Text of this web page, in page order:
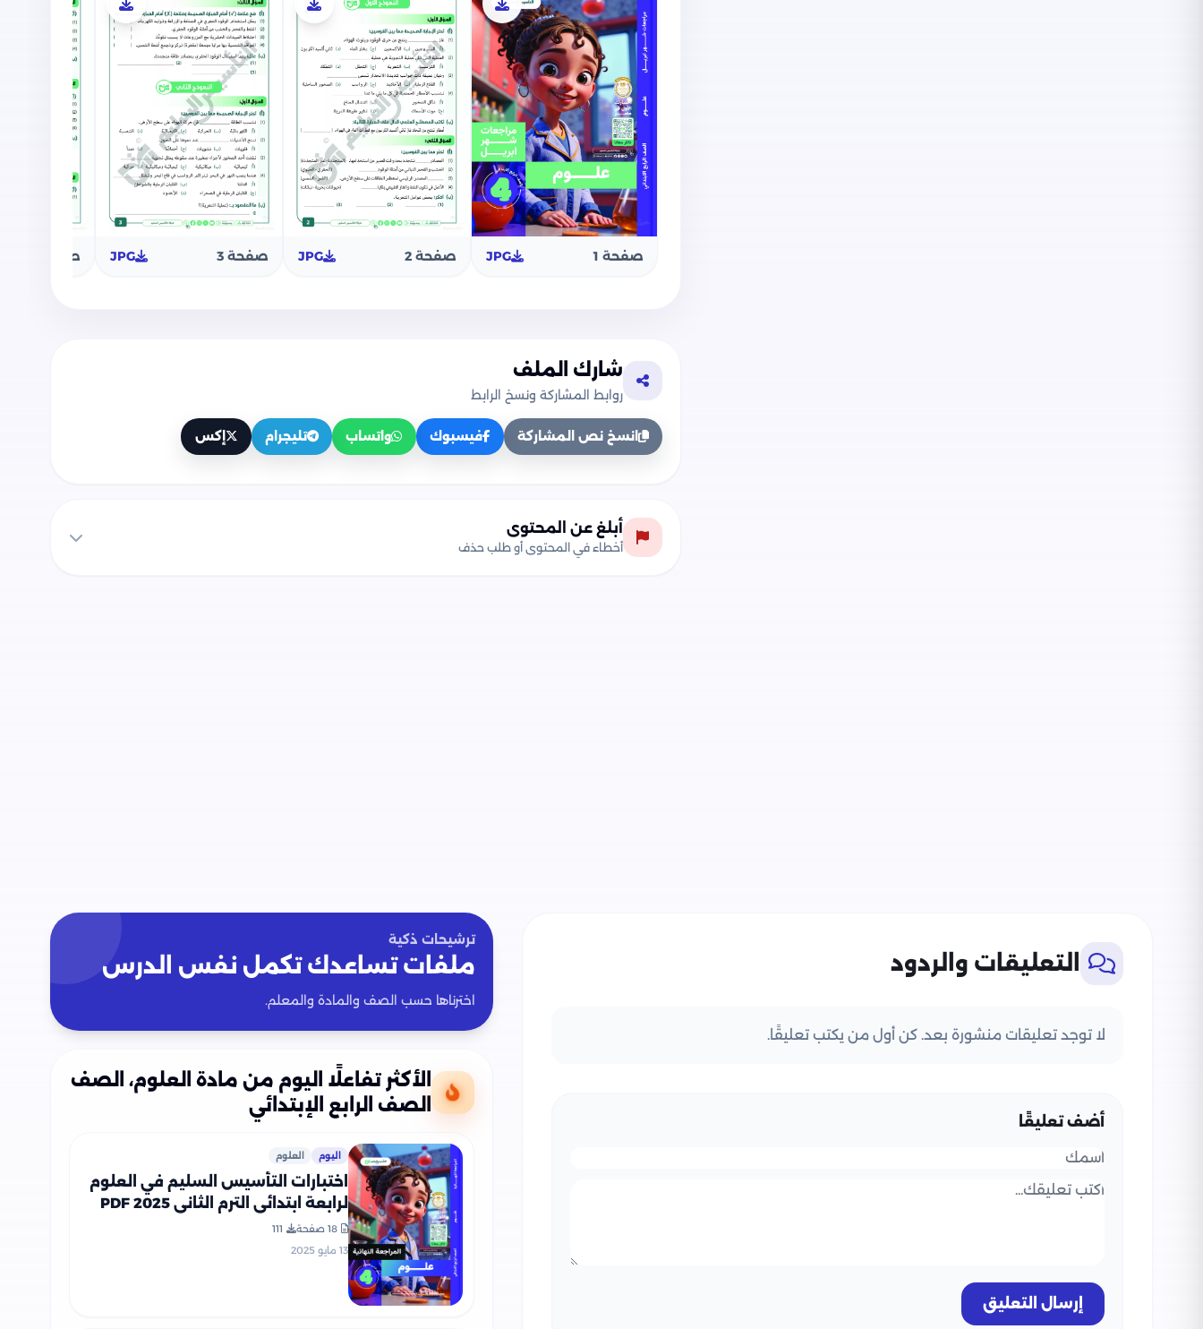
صفحة 1 JPG صفحة 2 JPG صفحة 3 JPG صفحة 4
شارك الملف
روابط المشاركة ونسخ الرابط
انسخ نص المشاركة فيسبوك واتساب تليجرام إكس
أبلغ عن المحتوى
أخطاء في المحتوى أو طلب حذف
التعليقات والردود
لا توجد تعليقات منشورة بعد. كن أول من يكتب تعليقًا.
أضف تعليقًا
إرسال التعليق
ترشيحات ذكية
ملفات تساعدك تكمل نفس الدرس
اخترناها حسب الصف والمادة والمعلم.
الأكثر تفاعلًا اليوم من مادة العلوم، الصف
الصف الرابع الإبتدائي
اليوم العلوم
اختبارات التأسيس السليم في العلوم
لرابعة ابتدائي الترم الثاني 2025 PDF
بالاجابات
18 صفحة
111
13 مايو 2025